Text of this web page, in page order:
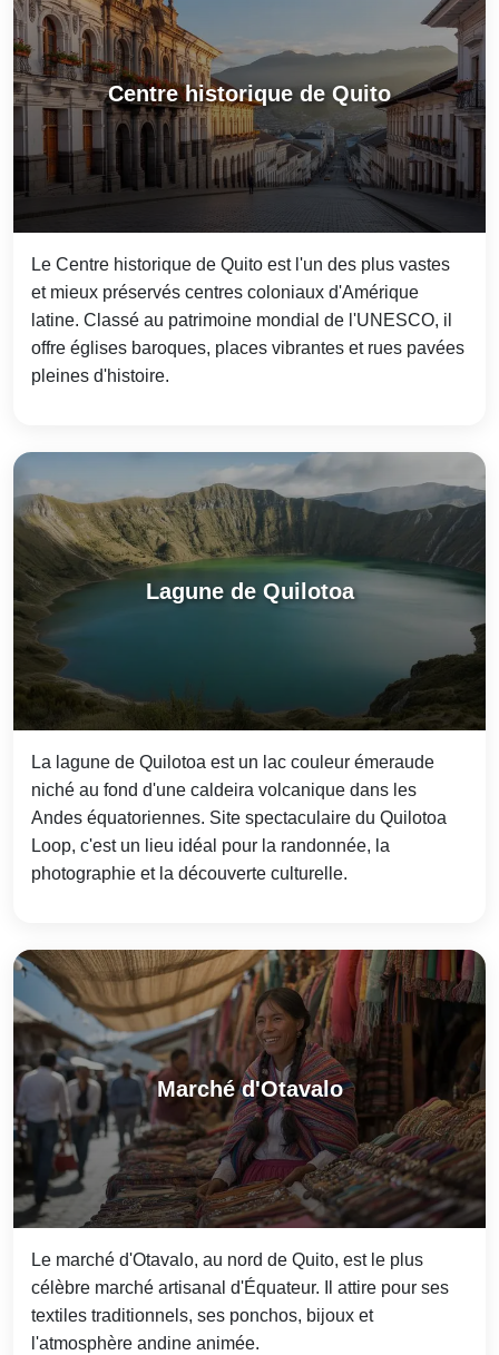
Centre historique de Quito
Le Centre historique de Quito est l'un des plus vastes
et mieux préservés centres coloniaux d'Amérique
latine. Classé au patrimoine mondial de l'UNESCO, il
offre églises baroques, places vibrantes et rues pavées
pleines d'histoire.
Lagune de Quilotoa
La lagune de Quilotoa est un lac couleur émeraude
niché au fond d'une caldeira volcanique dans les
Andes équatoriennes. Site spectaculaire du Quilotoa
Loop, c'est un lieu idéal pour la randonnée, la
photographie et la découverte culturelle.
Marché d'Otavalo
Le marché d'Otavalo, au nord de Quito, est le plus
célèbre marché artisanal d'Équateur. Il attire pour ses
textiles traditionnels, ses ponchos, bijoux et
l'atmosphère andine animée.